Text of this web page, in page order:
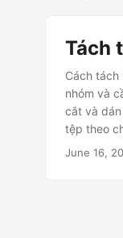
Tách
Cách tách
nhóm và
cắt và dán
tệp theo
June 16,